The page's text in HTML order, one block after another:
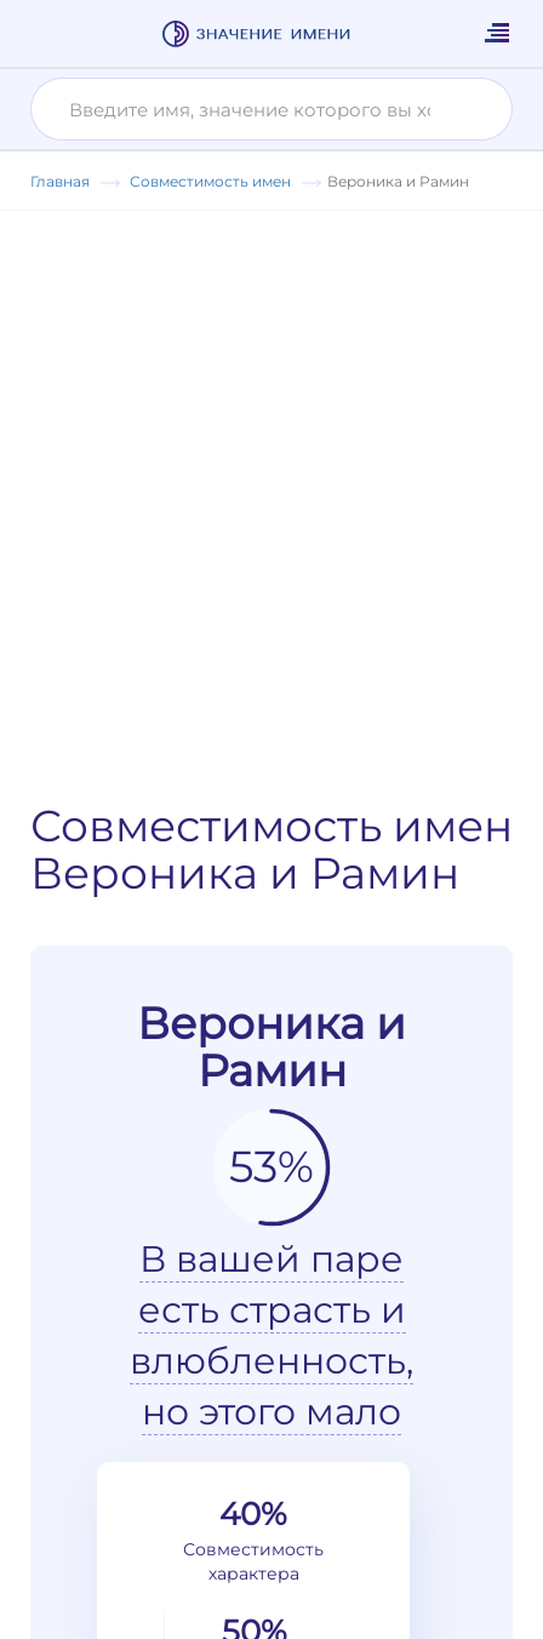
Главная Совместимость имен Вероника и Рамин
Совместимость имен
Вероника и Рамин
Вероника и
Рамин
53%
В вашей паре
есть страсть и
влюбленность,
но этого мало
40%
Совместимость
характера